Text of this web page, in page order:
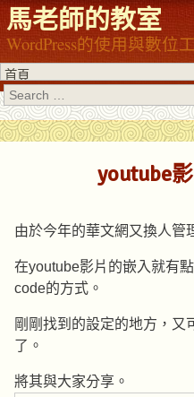
馬老師的教室
WordPress的使用與數位
Search
youtube
由於今年的華文網又換人管
在youtube影片的嵌入就有
code的方式。
剛剛找到的設定的地方，又
了。
將其與大家分享。